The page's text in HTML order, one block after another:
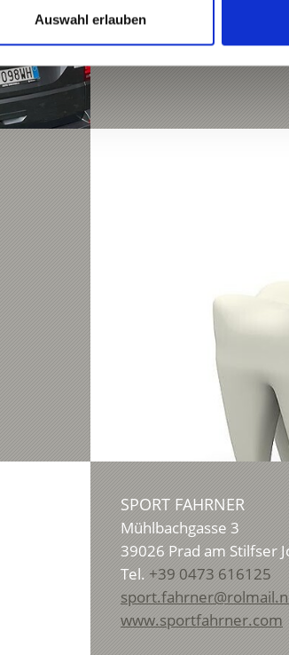
Auswahl erlauben
SPORT FAHRNER
Mühlbachgasse 3
39026 Prad am Stilfser
Tel. +39 0473 616125
www.sportfahrner.com